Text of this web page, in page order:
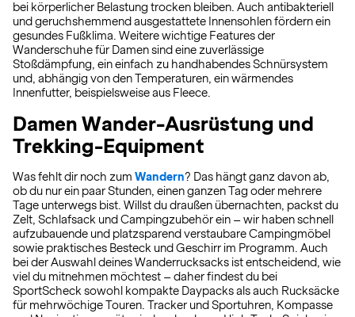
bei körperlicher Belastung trocken bleiben. Auch antibakteriell
und geruchshemmend ausgestattete Innensohlen fördern ein
gesundes Fußklima. Weitere wichtige Features der
Wanderschuhe für Damen sind eine zuverlässige
Stoßdämpfung, ein einfach zu handhabendes Schnürsystem
und, abhängig von den Temperaturen, ein wärmendes
Innenfutter, beispielsweise aus Fleece.
Damen Wander-Ausrüstung und
Trekking-Equipment
Was fehlt dir noch zum Wandern? Das hängt ganz davon ab,
ob du nur ein paar Stunden, einen ganzen Tag oder mehrere
Tage unterwegs bist. Willst du draußen übernachten, packst du
Zelt, Schlafsack und Campingzubehör ein – wir haben schnell
aufzubauende und platzsparend verstaubare Campingmöbel
sowie praktisches Besteck und Geschirr im Programm. Auch
bei der Auswahl deines Wanderrucksacks ist entscheidend, wie
viel du mitnehmen möchtest – daher findest du bei
SportScheck sowohl kompakte Daypacks als auch Rucksäcke
für mehrwöchige Touren. Tracker und Sportuhren, Kompasse